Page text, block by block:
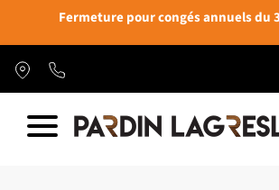
Fermeture pour congés annuels du